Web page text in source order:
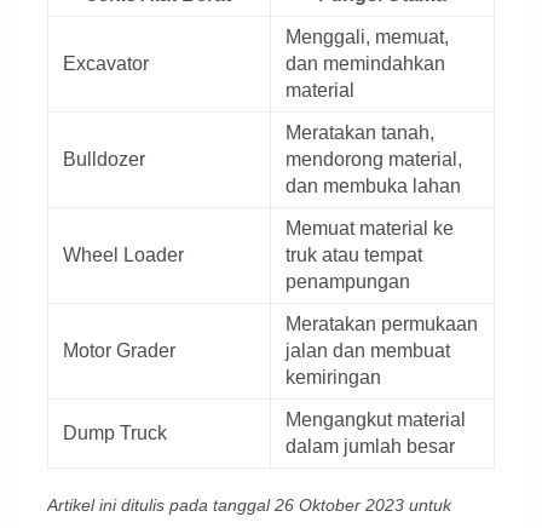
Excavator
Menggali, memuat,
dan memindahkan
material
Bulldozer
Meratakan tanah,
mendorong material,
dan membuka lahan
Wheel Loader
Memuat material ke
truk atau tempat
penampungan
Motor Grader
Meratakan permukaan
jalan dan membuat
kemiringan
Dump Truck
Mengangkut material
dalam jumlah besar
Artikel ini ditulis pada tanggal 26 Oktober 2023 untuk